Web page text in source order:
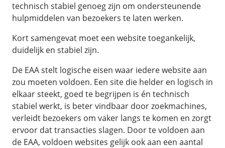
technisch stabiel genoeg zijn om ondersteunende
hulpmiddelen van bezoekers te laten werken.
Kort samengevat moet een website toegankelijk,
duidelijk en stabiel zijn.
De EAA stelt logische eisen waar iedere website aan
zou moeten voldoen. Een site die helder en logisch in
elkaar steekt, goed te begrijpen is én technisch
stabiel werkt, is beter vindbaar door zoekmachines,
verleidt bezoekers om vaker langs te komen en zorgt
ervoor dat transacties slagen. Door te voldoen aan
de EAA, voldoen websites gelijk ook aan een aantal